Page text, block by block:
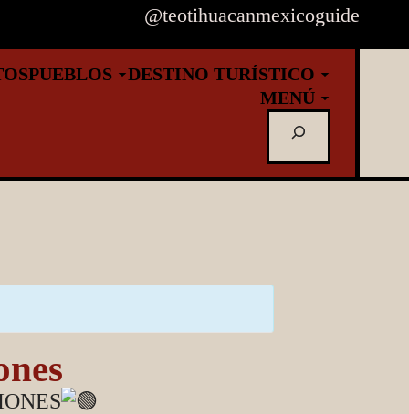
@teotihuacanmexicoguide
PUEBLOS
DESTINO TURÍSTICO
MENÚ
Buscar